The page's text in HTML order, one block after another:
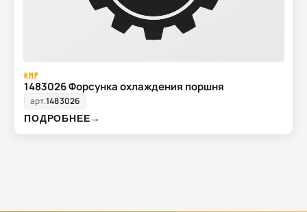
KMP
1483026 Форсунка охлаждения поршня
арт.1483026
ПОДРОБНЕЕ→